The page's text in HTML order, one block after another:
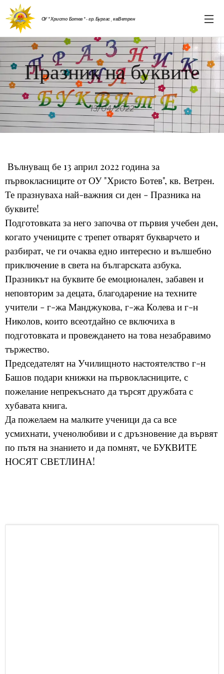
ОУ " Христо Ботев " - гр. Бургас , кв.Ветрен
Празник на буквите
13/04/2022
Вълнуващ бе 13 април 2022 година за
първокласниците от ОУ "Христо Ботев", кв. Ветрен.
Те празнуваха най-важния си ден - Празника на
буквите!
Подготовката за него започва от първия учебен ден,
когато учениците с трепет отварят букварчето и
разбират, че ги очаква едно интересно и вълшебно
приключение в света на българската азбука.
Празникът на буквите бе емоционален, забавен и
неповторим за децата, благодарение на техните
учители - г-жа Манджукова, г-жа Колева и г-н
Николов, които всеотдайно се включиха в
подготовката и провеждането на това незабравимо
тържество.
Председателят на Училищното настоятелство г-н
Башов подари книжки на първокласниците, с
пожелание непрекъснато да търсят дружбата с
хубавата книга.
Да пожелаем на малките ученици да са все
усмихнати, ученолюбиви и с дръзновение да вървят
по пътя на знанието и да помнят, че БУКВИТЕ
НОСЯТ СВЕТЛИНА!